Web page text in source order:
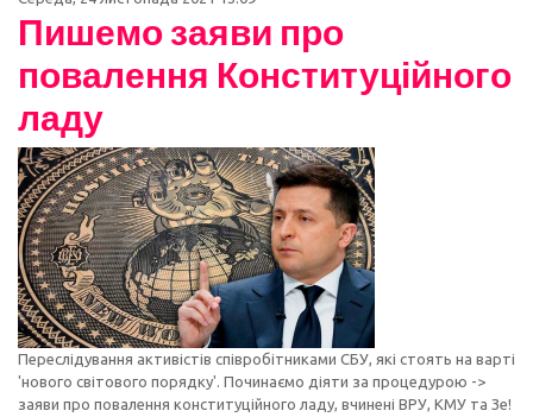
Пишемо заяви про
повалення Конституційного
ладу
Переслідування активістів співробітниками СБУ, які стоять на варті
'нового світового порядку'. Починаємо діяти за процедурою ->
заяви про повалення конституційного ладу, вчинені ВРУ, КМУ та Зе!